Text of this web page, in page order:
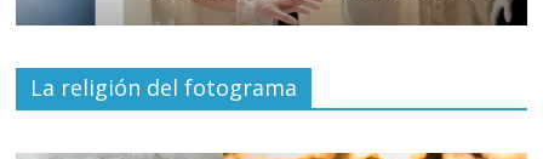
La religión del fotograma